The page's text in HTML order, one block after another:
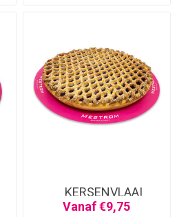
KERSENVLAAI
Vanaf €9,75